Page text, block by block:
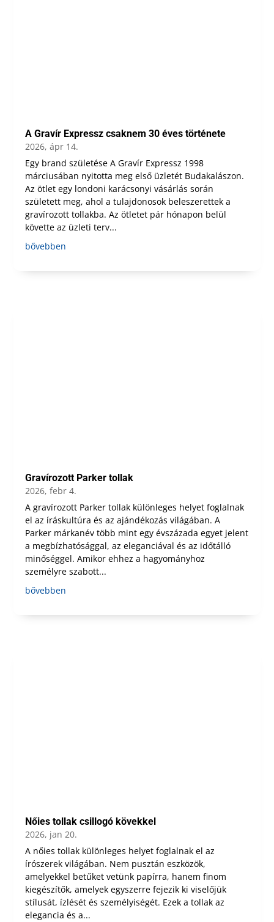
A Gravír Expressz csaknem 30 éves története
2026, ápr 14.
Egy brand születése A Gravír Expressz 1998
márciusában nyitotta meg első üzletét Budakalászon.
Az ötlet egy londoni karácsonyi vásárlás során
született meg, ahol a tulajdonosok beleszerettek a
gravírozott tollakba. Az ötletet pár hónapon belül
követte az üzleti terv...
bővebben
Gravírozott Parker tollak
2026, febr 4.
A gravírozott Parker tollak különleges helyet foglalnak
el az íráskultúra és az ajándékozás világában. A
Parker márkanév több mint egy évszázada egyet jelent
a megbízhatósággal, az eleganciával és az időtálló
minőséggel. Amikor ehhez a hagyományhoz
személyre szabott...
bővebben
Nőies tollak csillogó kövekkel
2026, jan 20.
A nőies tollak különleges helyet foglalnak el az
írószerek világában. Nem pusztán eszközök,
amelyekkel betűket vetünk papírra, hanem finom
kiegészítők, amelyek egyszerre fejezik ki viselőjük
stílusát, ízlését és személyiségét. Ezek a tollak az
elegancia és a...